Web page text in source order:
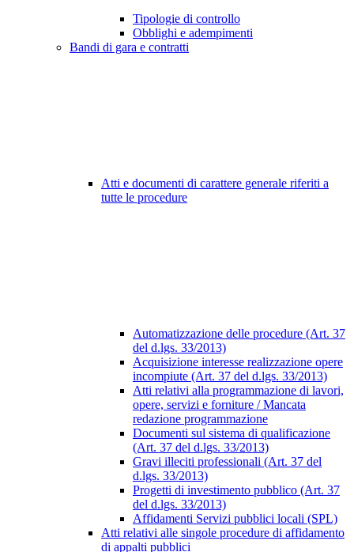
Tipologie di controllo
Obblighi e adempimenti
Bandi di gara e contratti
Atti e documenti di carattere generale riferiti a
tutte le procedure
Automatizzazione delle procedure (Art. 37
del d.lgs. 33/2013)
Acquisizione interesse realizzazione opere
incompiute (Art. 37 del d.lgs. 33/2013)
Atti relativi alla programmazione di lavori,
opere, servizi e forniture / Mancata
redazione programmazione
Documenti sul sistema di qualificazione
(Art. 37 del d.lgs. 33/2013)
Gravi illeciti professionali (Art. 37 del
d.lgs. 33/2013)
Progetti di investimento pubblico (Art. 37
del d.lgs. 33/2013)
Affidamenti Servizi pubblici locali (SPL)
Atti relativi alle singole procedure di affidamento
di appalti pubblici